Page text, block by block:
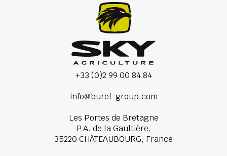
+33 (0)2 99 00 84 84
info@burel-group.com
Les Portes de Bretagne
P.A. de la Gaultière,
35220 CHÂTEAUBOURG, France